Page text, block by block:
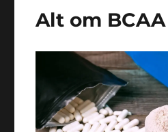
Alt om BCAA